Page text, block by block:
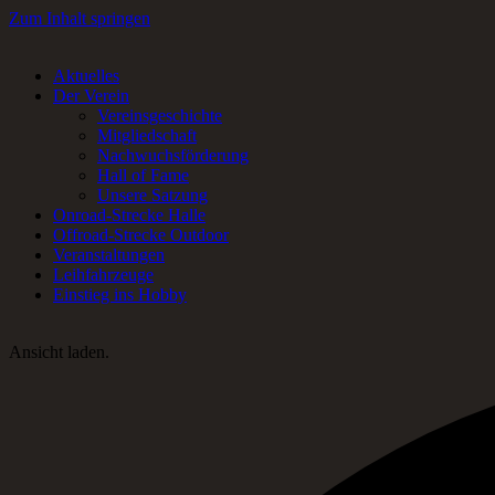
Zum Inhalt springen
RC-Car Verein in Frankfurt am Main für Offroad- und Onroad RC-
Aktuelles
Der Verein
Vereinsgeschichte
Mitgliedschaft
Nachwuchsförderung
Hall of Fame
Unsere Satzung
Onroad-Strecke Halle
Offroad-Strecke Outdoor
Veranstaltungen
Leihfahrzeuge
Einstieg ins Hobby
Ansicht laden.